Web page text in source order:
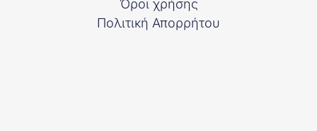
Όροι χρήσης
Πολιτική Απορρήτου